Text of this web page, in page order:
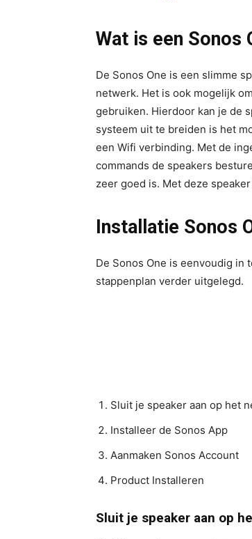
Wat is een Sonos
De Sonos One is een slimme
netwerk. Het is ook mogelijk
gebruiken. Hierdoor kan je de
systeem uit te breiden is het
een Wifi verbinding. Met de
commands de speakers
zeer goed is. Met deze
Installatie Sonos
De Sonos One is eenvoudig
stappenplan verder uitgelegd.
Sluit je speaker aan op het
Installeer de Sonos App
Aanmaken Sonos Account
Product Installeren
Sluit je speaker aan op